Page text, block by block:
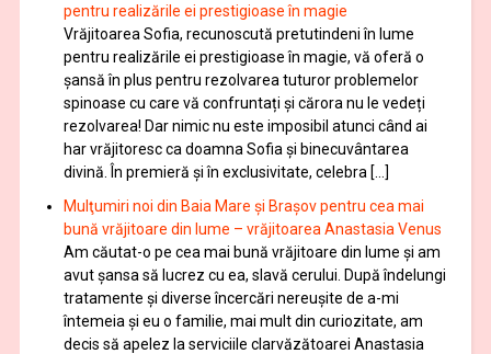
pentru realizările ei prestigioase în magie
Vrăjitoarea Sofia, recunoscută pretutindeni în lume
pentru realizările ei prestigioase în magie, vă oferă o
şansă în plus pentru rezolvarea tuturor problemelor
spinoase cu care vă confruntați și cărora nu le vedeți
rezolvarea! Dar nimic nu este imposibil atunci când ai
har vrăjitoresc ca doamna Sofia şi binecuvântarea
divină. În premieră şi în exclusivitate, celebra […]
Mulţumiri noi din Baia Mare și Brașov pentru cea mai
bună vrăjitoare din lume – vrăjitoarea Anastasia Venus
Am căutat-o pe cea mai bună vrăjitoare din lume și am
avut șansa să lucrez cu ea, slavă cerului. După îndelungi
tratamente şi diverse încercări nereușite de a-mi
întemeia şi eu o familie, mai mult din curiozitate, am
decis să apelez la serviciile clarvăzătoarei Anastasia